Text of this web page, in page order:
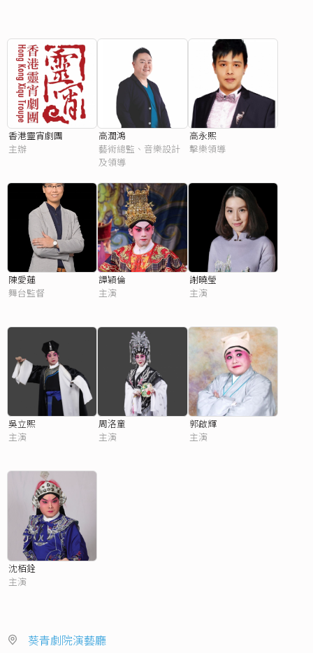
香港靈宵劇團
主辦
高潤鴻
藝術總監、音樂設計
及領導
高永熙
擊樂領導
陳愛蓮
舞台監督
譚穎倫
主演
謝曉瑩
主演
吳立熙
主演
周洛童
主演
郭啟輝
主演
沈栢銓
主演
葵青劇院演藝廳